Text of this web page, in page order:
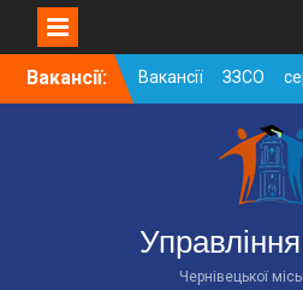
SkipВакансії:
Вакансії ЗЗСО
2026
Вакансії у
дошкільних
ЗЗСО
01.08.2026 р.
Вакансії ЗЗСО
2026
Чернівецької